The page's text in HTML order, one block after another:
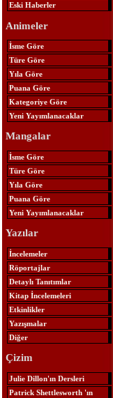
Eski Haberler
Animeler
İsme Göre
Türe Göre
Yıla Göre
Puana Göre
Kategoriye Göre
Yeni Yayımlanacaklar
Mangalar
İsme Göre
Türe Göre
Yıla Göre
Puana Göre
Yeni Yayımlanacaklar
Yazılar
İncelemeler
Röportajlar
Detaylı Tanıtımlar
Kitap İncelemeleri
Etkinlikler
Yazışmalar
Diğer
Çizim
Julie Dillon'ın Dersleri
Patrick Shettlesworth 'ın